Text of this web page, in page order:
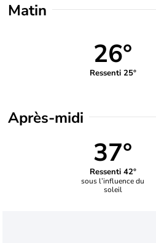
Matin
26°
Ressenti 25°
Après-midi
37°
Ressenti 42°
sous l’influence du
soleil